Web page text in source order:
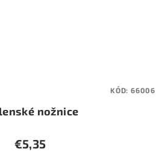
nožnice
€5,35
KÓD: 66006